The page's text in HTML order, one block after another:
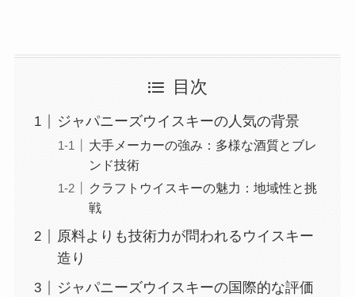
目次
ジャパニーズウイスキーの人気の背景
大手メーカーの強み：多様な酒質とブレ
ンド技術
クラフトウイスキーの魅力：地域性と挑
戦
原料よりも技術力が問われるウイスキー
造り
ジャパニーズウイスキーの国際的な評価